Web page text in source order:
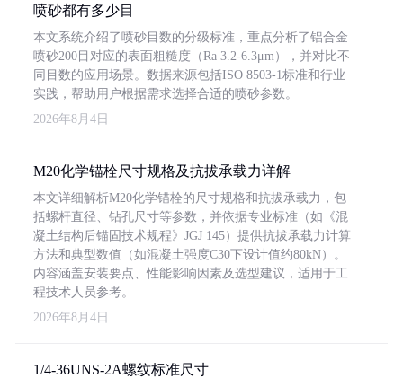
喷砂都有多少目
本文系统介绍了喷砂目数的分级标准，重点分析了铝合金
喷砂200目对应的表面粗糙度（Ra 3.2-6.3μm），并对比不
同目数的应用场景。数据来源包括ISO 8503-1标准和行业
实践，帮助用户根据需求选择合适的喷砂参数。
2026年8月4日
M20化学锚栓尺寸规格及抗拔承载力详解
本文详细解析M20化学锚栓的尺寸规格和抗拔承载力，包
括螺杆直径、钻孔尺寸等参数，并依据专业标准（如《混
凝土结构后锚固技术规程》JGJ 145）提供抗拔承载力计算
方法和典型数值（如混凝土强度C30下设计值约80kN）。
内容涵盖安装要点、性能影响因素及选型建议，适用于工
程技术人员参考。
2026年8月4日
1/4-36UNS-2A螺纹标准尺寸